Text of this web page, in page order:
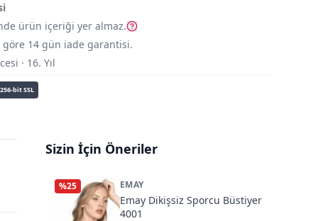
ürün içeriği yer almaz.
göre 14 gün iade garantisi.
· 16. Yıl
256-bit SSL
Sizin İçin Öneriler
%25 EMAY
Emay Dikişsiz Sporcu Büstiyer
4001